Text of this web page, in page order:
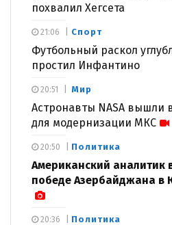
похвалил Хегсета
Спорт
Футбольный раскол
простил Инфантино
21:06
Мир
Астронавты NASA вышли
для модернизации МКС
20:51
Политика
Американский аналитик
победе Азербайджана в
20:50
Политика
20:36